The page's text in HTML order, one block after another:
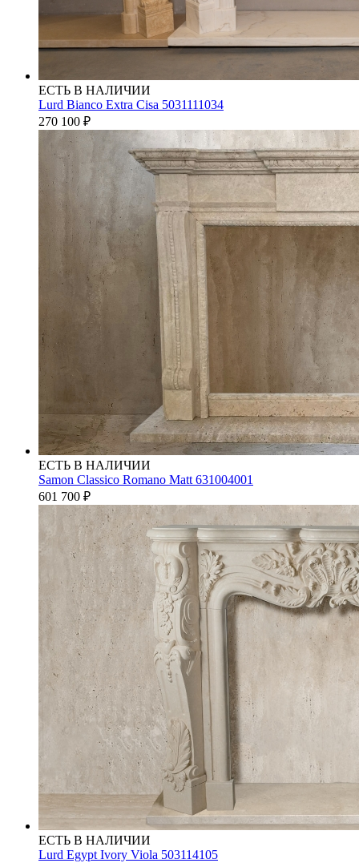
ЕСТЬ В НАЛИЧИИ
Lurd Bianco Extra Cisa 5031111034
270 100 ₽
ЕСТЬ В НАЛИЧИИ
Samon Classico Romano Matt 631004001
601 700 ₽
ЕСТЬ В НАЛИЧИИ
Lurd Egypt Ivory Viola 503114105